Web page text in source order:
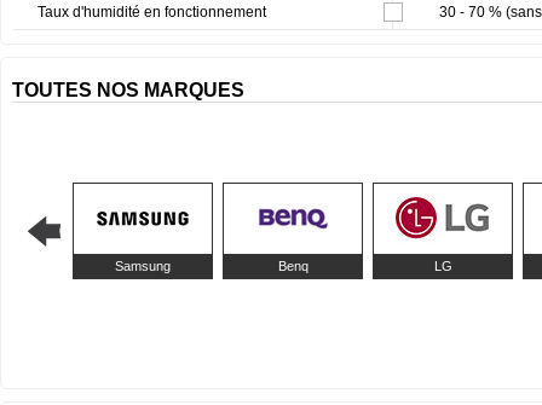
Taux d'humidité en fonctionnement 30 - 70 %
TOUTES NOS MARQUES
Samsung Benq LG